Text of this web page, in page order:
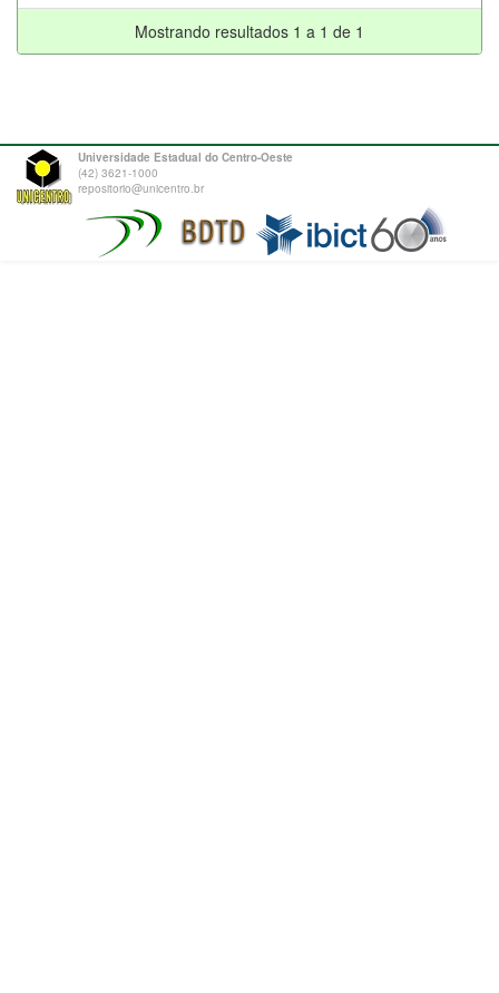
Mostrando resultados 1 a 1 de 1
Universidade Estadual do Centro-Oeste
(42) 3621-1000
repositorio@unicentro.br